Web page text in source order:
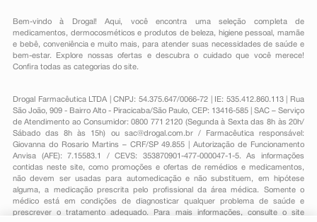
Bem-vindo à Drogal! Aqui, você encontra uma seleção completa de
medicamentos , dermocosméticos e produtos de beleza, higiene pessoal ,mamãe
e bebê, conveniênciae muito mais, para atender suas necessidades de saúde e
bem-estar. Explore nossas ofertas e descubra o cuidado que você merece!
Confira todas as categorias do site.
Drogal Farmacêutica LTDA | CNPJ: 54.375.647/0066-72 | IE: 535.412.860.113 | Rua
São João, 909 - Bairro Alto - Piracicaba/São Paulo, CEP: 13416-585 | SAC – Serviço
de Atendimento ao Consumidor: 0800 771 2120 (Segunda à Sexta das 8h às 20h/
Sábado das 8h às 15h) ou sac@drogal.com.br/ Farmacêutica responsável:
Giovanna do Rosario Martins – CRF/SP 49.855 | Autorização de Funcionamento
Anvisa (AFE): 7.15583.1 / CEVS: 353870901-477-000047-1-5. As informações
contidas neste site, como promoções e ofertas de remédios e medicamentos,
não devem ser usadas para automedicação e não substituem, em hipótese
alguma, a medicação prescrita pelo profissional da área médica. Somente o
médico está em condições de diagnosticar qualquer problema de saúde e
prescrever o tratamento adequado. Para mais informações, consulte o site